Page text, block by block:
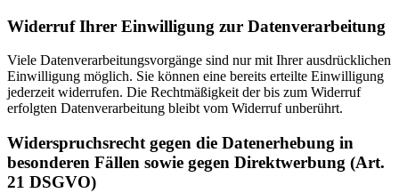
Widerruf Ihrer Einwilligung zur Datenverarbeitung
Viele Datenverarbeitungsvorgänge sind nur mit Ihrer ausdrücklichen
Einwilligung möglich. Sie können eine bereits erteilte Einwilligung
jederzeit widerrufen. Die Rechtmäßigkeit der bis zum Widerruf
erfolgten Datenverarbeitung bleibt vom Widerruf unberührt.
Widerspruchsrecht gegen die Datenerhebung in
besonderen Fällen sowie gegen Direktwerbung (Art.
21 DSGVO)